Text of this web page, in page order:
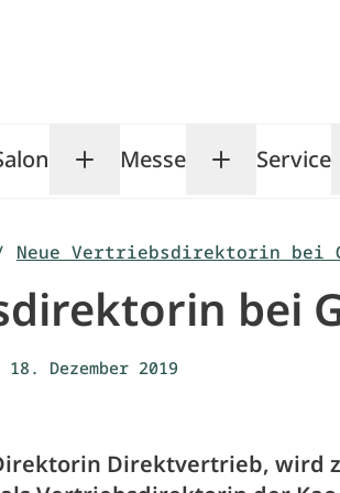
submenu
Toggle TOP Salon
Messe ToggleService
Neue Vertriebsdirektorin bei
bei
18. Dezember 2019
Direktvertrieb, wird